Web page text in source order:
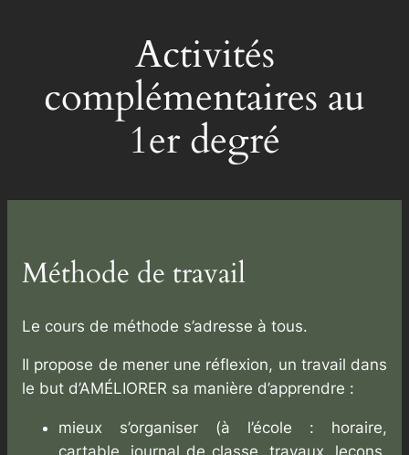
Activités
complémentaires au
1er degré
Méthode de travail
Le cours de méthode s’adresse à tous.
Il propose de mener une réflexion, un travail dans
le but d’AMÉLIORER sa manière d’apprendre :
mieux s’organiser (à l’école : horaire,